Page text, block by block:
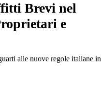
Brevi nel
e
alle nuove regole italiane in